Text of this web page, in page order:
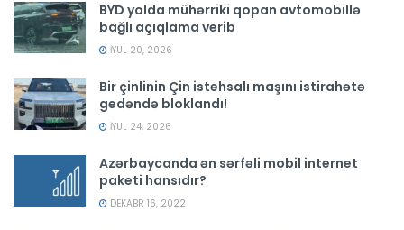
BYD yolda mühərriki qopan avtomobillə
bağlı açıqlama verib
İYUL 20, 2026
Bir çinlinin Çin istehsalı maşını istirahətə
gedəndə bloklandı!
İYUL 24, 2026
Azərbaycanda ən sərfəli mobil internet
paketi hansıdır?
DEKABR 16, 2022